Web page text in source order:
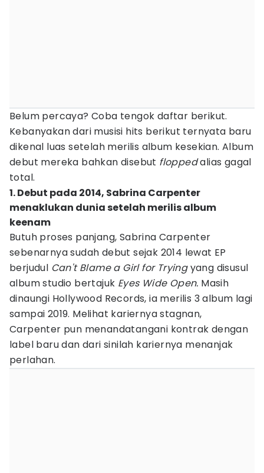
Belum percaya? Coba tengok daftar berikut.
Kebanyakan dari musisi hits berikut ternyata baru
dikenal luas setelah merilis album kesekian. Album
debut mereka bahkan disebut floppedalias gagal
total.
1. Debut pada 2014, Sabrina Carpenter
menaklukan dunia setelah merilis album
keenam
Butuh proses panjang, Sabrina Carpenter
sebenarnya sudah debut sejak 2014 lewat EP
berjudul Can't Blame a Girl for Tryingyang disusul
album studio bertajuk Eyes Wide Open. Masih
dinaungi Hollywood Records, ia merilis 3 album lagi
sampai 2019. Melihat kariernya stagnan,
Carpenter pun menandatangani kontrak dengan
label baru dan dari sinilah kariernya menanjak
perlahan.